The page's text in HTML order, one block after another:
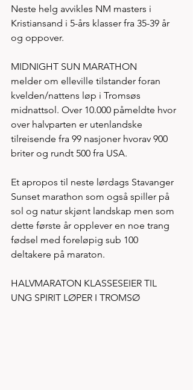
Neste helg avvikles NM masters i
Kristiansand i 5-års klasser fra 35-39 år
og oppover.
MIDNIGHT SUN MARATHON
melder om elleville tilstander foran
kvelden/nattens løp i Tromsøs
midnattsol. Over 10.000 påmeldte hvor
over halvparten er utenlandske
tilreisende fra 99 nasjoner hvorav 900
briter og rundt 500 fra USA.
Et apropos til neste lørdags Stavanger
Sunset marathon som også spiller på
sol og natur skjønt landskap men som
dette første år opplever en noe trang
fødsel med foreløpig sub 100
deltakere på maraton.
HALVMARATON KLASSESEIER TIL
UNG SPIRIT LØPER I TROMSØ